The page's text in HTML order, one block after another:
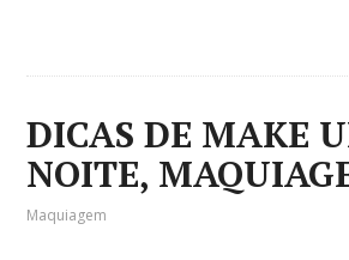
DICAS DE MAKE
NOITE,
Maquiagem